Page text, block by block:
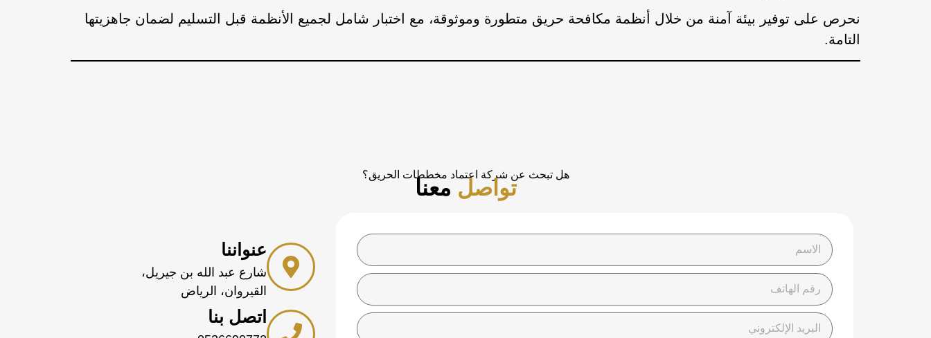
نحرص على توفير بيئة آمنة من خلال أنظمة مكافحة حريق متطورة وموثوقة، مع اختبار شامل لجميع الأنظمة قبل التسليم لضمان جاهزيتها
التامة.
هل تبحث عن شركة اعتماد مخططات الحريق؟
تواصلمعنا
عنواننا
شارع عبد الله بن جيريل،
القيروان، الرياض
اتصل بنا